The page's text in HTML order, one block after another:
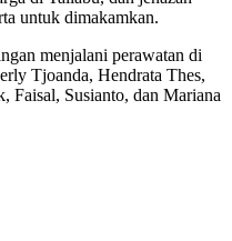
untuk dimakamkan.
menjalani perawatan di
Tjoanda, Hendrata Thes,
Faisal, Susianto, dan Mariana